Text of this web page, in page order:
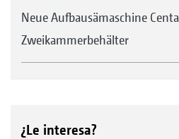
Neue Aufbausämaschine
Zweikammerbehälter
¿Le interesa?